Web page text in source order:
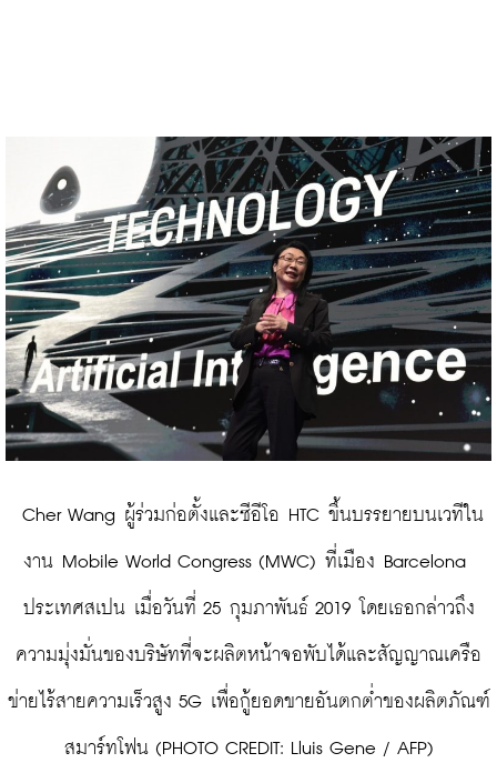
งาน Mobile World Congress (MWC) ที่เมือง Barcelona
ประเทศสเปน เมื่อวันที่ 25 กุมภาพันธ์ 2019 โดยเธอกล่าวถึง
ความมุ่งมั่นของบริษัทที่จะผลิตหน้าจอพับได้และสัญญาณเครือ
ข่ายไร้สายความเร็วสูง 5G เพื่อกู้ยอดขายอันตกต่ำของผลิตภัณฑ์
สมาร์ทโฟน (PHOTO CREDIT: Lluis Gene / AFP)